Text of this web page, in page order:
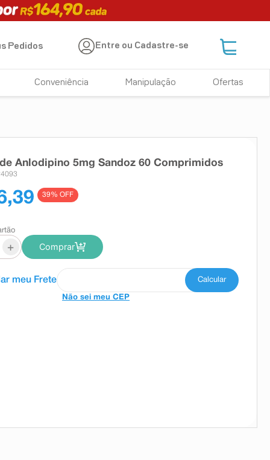
Pedidos Entre ou Cadastre-se
Conveniência Manipulação Ofertas
Anlodipino 5mg Sandoz 60 Comprimidos
39% OFF
+ Comprar
Não sei meu CEP